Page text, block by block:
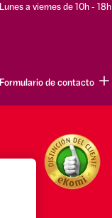
Lunes a viernes de 10h - 18h
Formulario de contacto